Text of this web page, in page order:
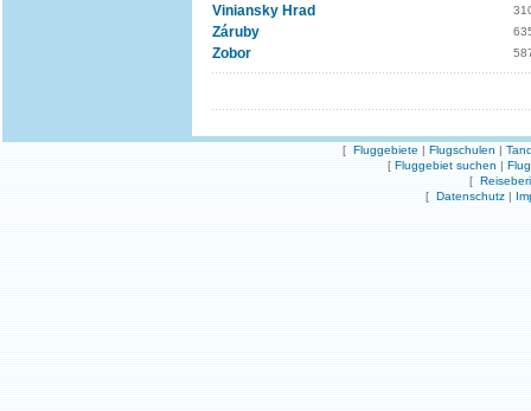
Viniansky Hrad
Záruby
Zobor
[ Fluggebiete | Flugschulen |
[ Fluggebiet suchen |
[
[ Datenschutz |